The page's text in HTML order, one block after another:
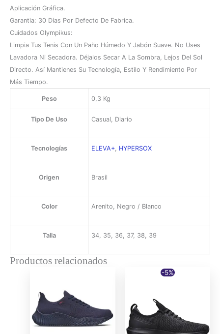
Aplicación Gráfica.
Garantia: 30 Días Por Defecto De Fabrica.
Cuidados Olympikus:
Limpia Tus Tenis Con Un Paño Húmedo Y Jabón Suave. No Uses
Lavadora Ni Secadora. Déjalos Secar A La Sombra, Lejos Del Sol
Directo. Así Mantienes Su Tecnología, Estilo Y Rendimiento Por
Más Tiempo.
Peso 0,3 Kg
Tipo De Uso Casual, Diario
Tecnologías ELEVA+, HYPERSOX
Origen Brasil
Color Arenito, Negro / Blanco
Talla 34, 35, 36, 37, 38, 39
Productos relacionados
-5%